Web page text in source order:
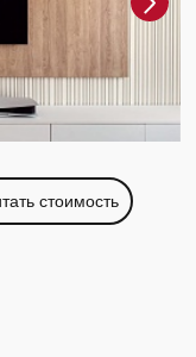
стоимость